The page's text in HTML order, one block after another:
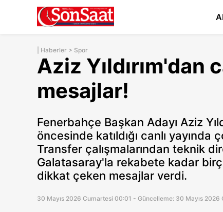
Haberler > Spor
Aziz Yıldırım'dan
mesajlar!
Fenerbahçe Başkan Adayı Aziz
öncesinde katıldığı canlı
Transfer çalışmalarından teknik
Galatasaray'la rekabete kadar
dikkat çeken mesajlar verdi.
30 Mayıs 2026 Cumartesi 00:01 - Güncelleme: 30 Mayıs 2026